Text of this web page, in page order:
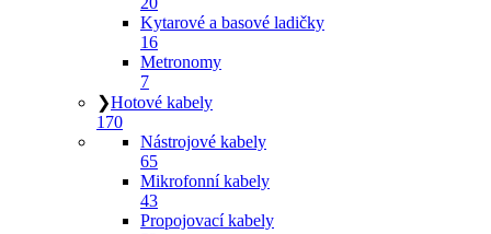
Kytarové a basové ladičky
16
Metronomy
7
❯Hotové kabely
170
Nástrojové kabely
65
Mikrofonní kabely
43
Propojovací kabely